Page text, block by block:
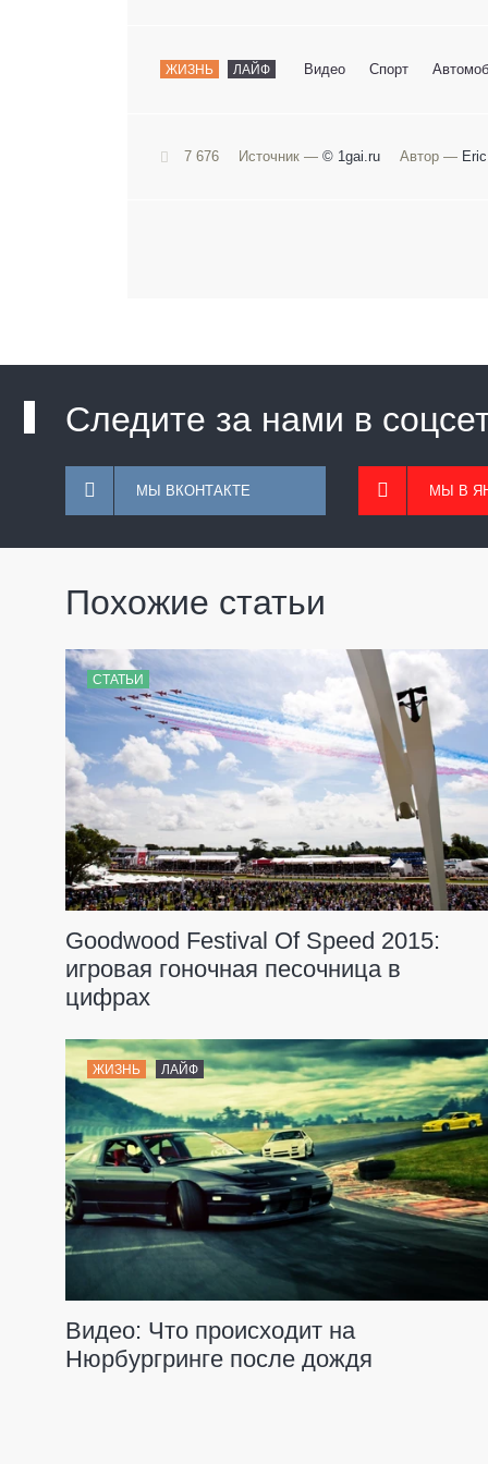
ЖИЗНЬ ЛАЙФ Видео Спорт
7 676 Источник — © 1gai.ru Автор — Eric
Следите за нами в
МЫ ВКОНТАКТЕ МЫ В
Похожие статьи
СТАТЬИ
Goodwood Festival Of Speed 2015:
игровая гоночная песочница в
цифрах
ЖИЗНЬ ЛАЙФ
Видео: Что происходит на
Нюрбургринге после дождя